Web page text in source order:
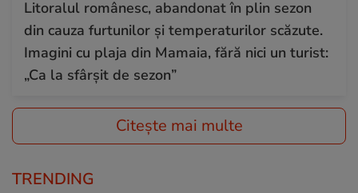
Litoralul românesc, abandonat în plin sezon
din cauza furtunilor și temperaturilor scăzute.
Imagini cu plaja din Mamaia, fără nici un turist:
„Ca la sfârșit de sezon”
Citește mai multe
TRENDING